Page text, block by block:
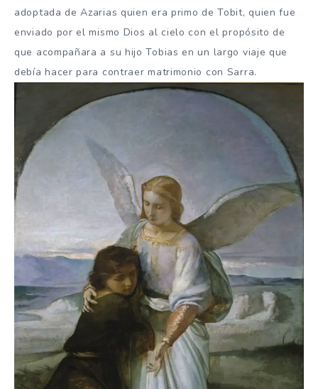
adoptada de Azarias quien era primo de Tobit, quien fue
enviado por el mismo Dios al cielo con el propósito de
que acompañara a su hijo Tobias en un largo viaje que
debía hacer para contraer matrimonio con Sarra.